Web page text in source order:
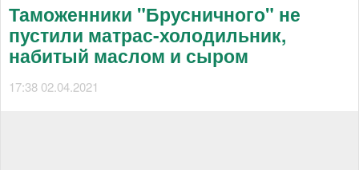
Таможенники "Брусничного" не
пустили матрас-холодильник,
набитый маслом и сыром
17:38 02.04.2021